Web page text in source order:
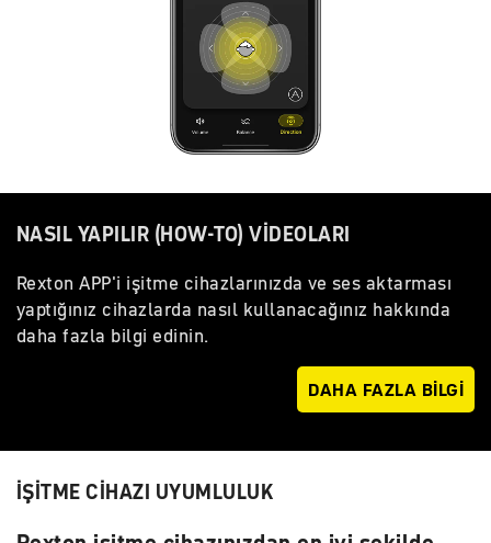
NASIL YAPILIR (HOW-TO) VİDEOLARI
Rexton APP'i işitme cihazlarınızda ve ses aktarması
yaptığınız cihazlarda nasıl kullanacağınız hakkında
daha fazla bilgi edinin.
DAHA FAZLA BİLGİ
İŞİTME CİHAZI UYUMLULUK